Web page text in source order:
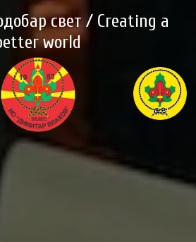
свет / Creating a
world